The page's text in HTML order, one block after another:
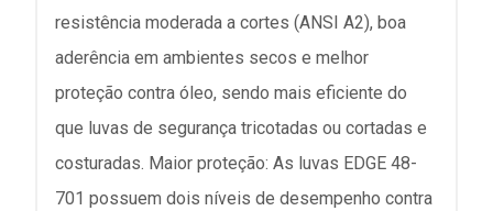
resistência moderada a cortes (ANSI A2), boa
aderência em ambientes secos e melhor
proteção contra óleo, sendo mais eficiente do
que luvas de segurança tricotadas ou cortadas e
costuradas. Maior proteção: As luvas EDGE 48-
701 possuem dois níveis de desempenho contra